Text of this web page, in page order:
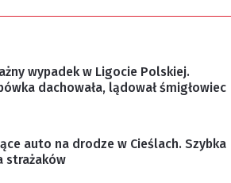
wypadek w Ligocie Polskiej.
dachowała, lądował śmigłowiec
auto na drodze w Cieślach. Szybka
strażaków